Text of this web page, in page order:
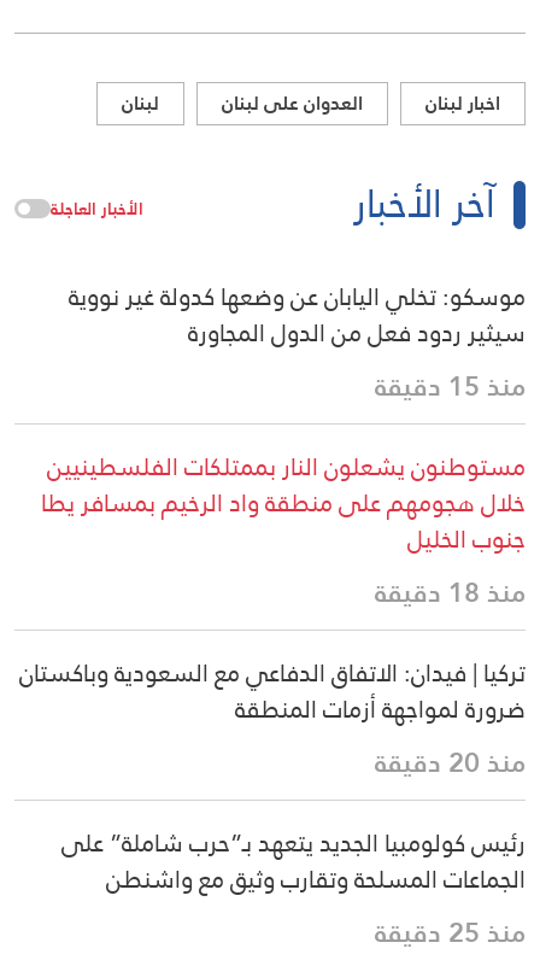
اخبار لبنان العدوان على لبنان لبنان
آخر الأخبار الأخبار العاجلة
موسكو: تخلي اليابان عن وضعها كدولة غير نووية
سيثير ردود فعل من الدول المجاورة
منذ 15 دقيقة
مستوطنون يشعلون النار بممتلكات الفلسطينيين
خلال هجومهم على منطقة واد الرخيم بمسافر يطا
جنوب الخليل
منذ 18 دقيقة
تركيا | فيدان: الاتفاق الدفاعي مع السعودية وباكستان
ضرورة لمواجهة أزمات المنطقة
منذ 20 دقيقة
رئيس كولومبيا الجديد يتعهد بـ”حرب شاملة” على
الجماعات المسلحة وتقارب وثيق مع واشنطن
منذ 25 دقيقة